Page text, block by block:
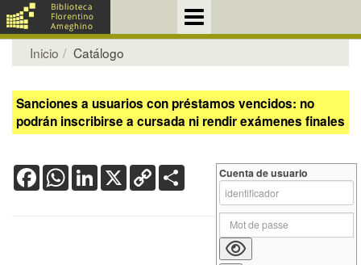
Inicio Catálogo
Sanciones a usuarios con préstamos vencidos: no
podrán inscribirse a cursada ni rendir exámenes finales
FacebookWhatsApp
LinkedIn
X Copy
Link
Cuenta de usuario